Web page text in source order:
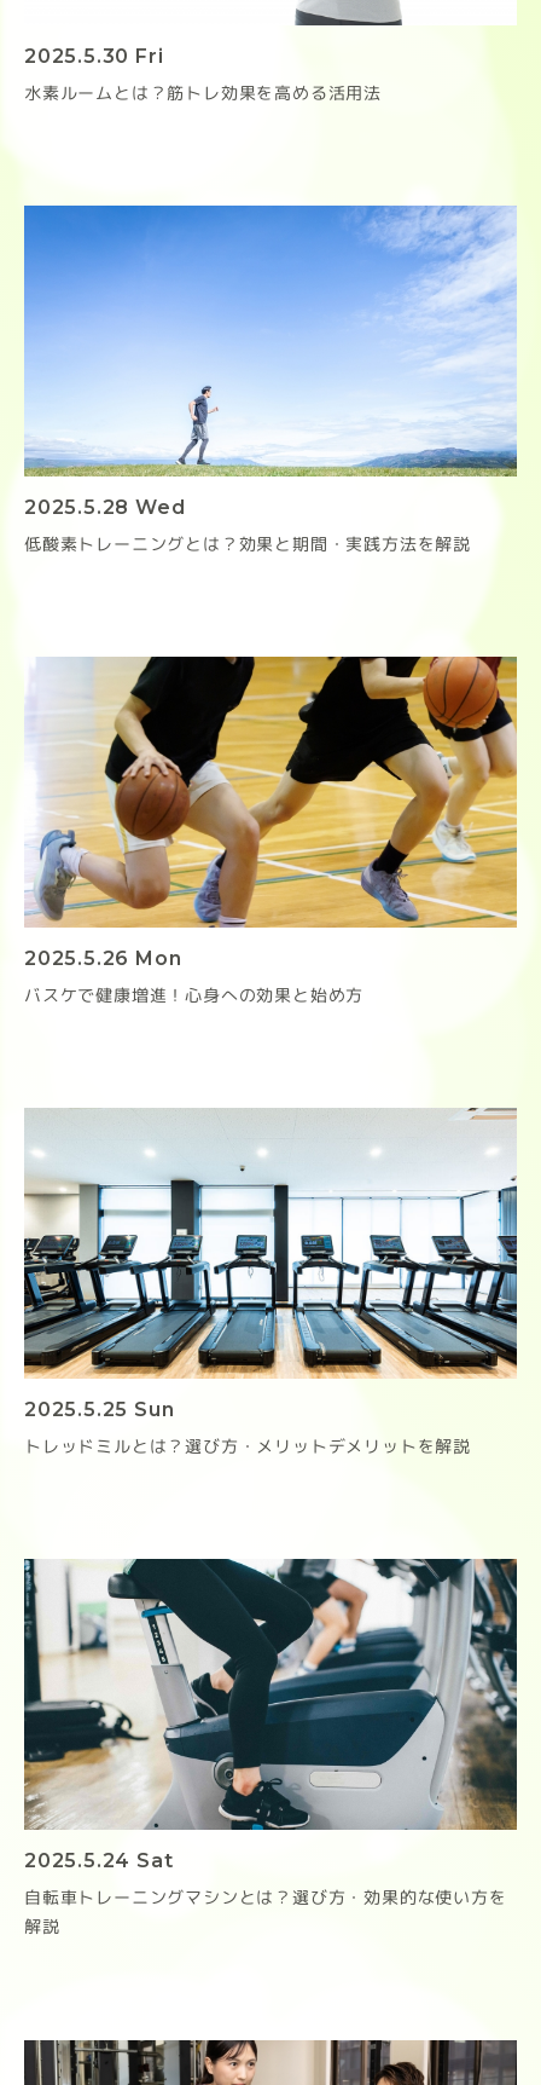
2025.5.30 Fri
水素ルームとは？筋トレ効果を高める活用法
2025.5.28 Wed
低酸素トレーニングとは？効果と期間・実践方法を解説
2025.5.26 Mon
バスケで健康増進！心身への効果と始め方
2025.5.25 Sun
トレッドミルとは？選び方・メリットデメリットを解説
2025.5.24 Sat
自転車トレーニングマシンとは？選び方・効果的な使い方を
解説